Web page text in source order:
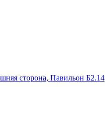
сторона, Павильон Б2.14